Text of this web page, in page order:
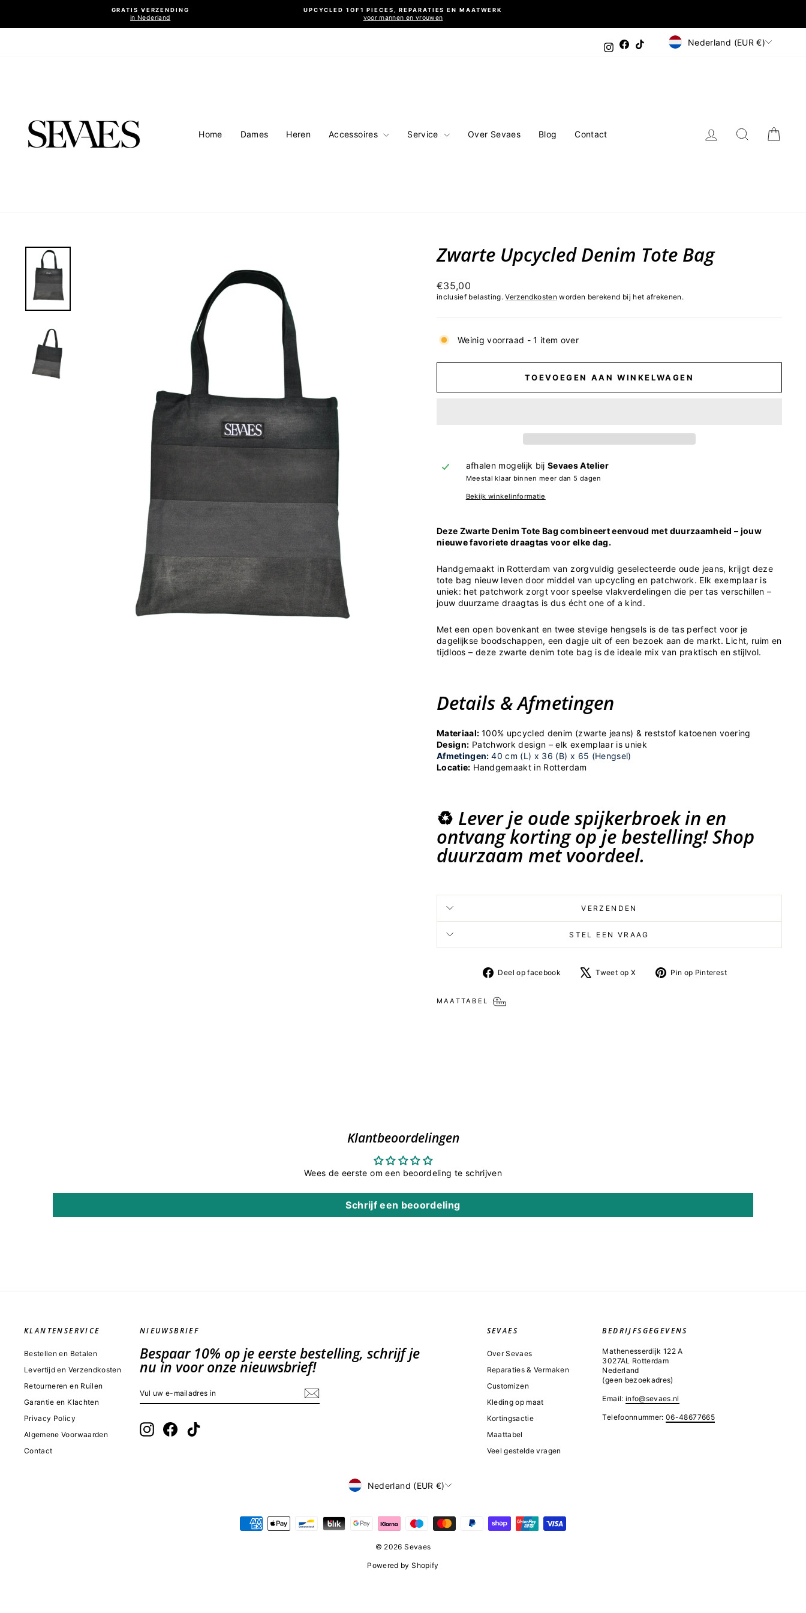
inhoud
Diavoorstelling
pauzeren
GRATIS VERZENDING
in Nederland
UPCYCLED 1OF1 PIECES, REPARATIES EN MAATWERK
voor mannen en vrouwen
InstagramFacebook
TikTok Valuta
Nederland (EUR €)
Home Dames Heren Accessoires Service Over Sevaes Blog Contact Inloggen Zoeken
Zwarte Upcycled Denim Tote Bag
Normale
prijs
€35,00
inclusief belasting.Verzendkosten worden berekend bij het afrekenen.
Weinig voorraad - 1 item over
TOEVOEGEN AAN WINKELWAGEN
afhalen mogelijk bijSevaes Atelier
Meestal klaar binnen meer dan 5 dagen
Bekijk winkelinformatie
Deze Zwarte Denim Tote Bag combineert eenvoud met duurzaamheid – jouw
nieuwe favoriete draagtas voor elke dag.
Handgemaakt in Rotterdam van zorgvuldig geselecteerde oude jeans, krijgt deze
tote bag nieuw leven door middel van upcycling en patchwork. Elk exemplaar is
uniek: het patchwork zorgt voor speelse vlakverdelingen die per tas verschillen –
jouw duurzame draagtas is dus écht one of a kind.
Met een open bovenkant en twee stevige hengsels is de tas perfect voor je
dagelijkse boodschappen, een dagje uit of een bezoek aan de markt. Licht, ruim en
tijdloos – deze zwarte denim tote bag is de ideale mix van praktisch en stijlvol.
Details & Afmetingen
Materiaal: 100% upcycled denim (zwarte jeans) & reststof katoenen voering
Design: Patchwork design – elk exemplaar is uniek
Afmetingen:40 cm (L) x 36 (B) x 65 (Hengsel)
Locatie: Handgemaakt in Rotterdam
♻️ Lever je oude spijkerbroek in en
ontvang korting op je bestelling! Shop
duurzaam met voordeel.
VERZENDEN
STEL EEN VRAAG
Deel op facebook
Deel
Tweet op X
Tweet Pin op Pinterest
MAATTABEL
Klantbeoordelingen
Wees de eerste om een beoordeling te schrijven
Schrijf een beoordeling
KLANTENSERVICE
Bestellen en Betalen
Levertijd en Verzendkosten
Retourneren en Ruilen
Garantie en Klachten
Privacy Policy
Algemene Voorwaarden
Contact
NIEUWSBRIEF
Bespaar 10% op je eerste bestelling, schrijf je
nu in voor onze nieuwsbrief!
UW
E-
IN InstagramFacebookTikTok
SEVAES
Over Sevaes
Reparaties & Vermaken
Customizen
Kleding op maat
Kortingsactie
Maattabel
Veel gestelde vragen
BEDRIJFSGEGEVENS
Mathenesserdijk 122 A
3027AL Rotterdam
Nederland
(geen bezoekadres)
Email: info@sevaes.nl
Telefoonnummer:06-48677665
Valuta
Nederland (EUR €)
© 2026 Sevaes
Powered by Shopify